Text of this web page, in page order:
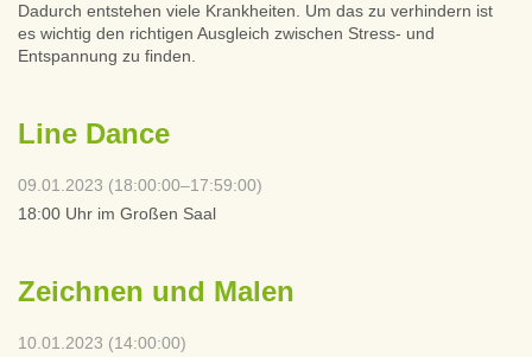
Dadurch entstehen viele Krankheiten. Um das zu verhindern ist
es wichtig den richtigen Ausgleich zwischen Stress- und
Entspannung zu finden.
Line Dance
09.01.2023 (18:00:00–17:59:00)
18:00 Uhr im Großen Saal
Zeichnen und Malen
10.01.2023 (14:00:00)